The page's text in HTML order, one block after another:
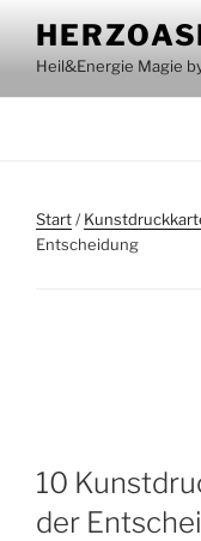
Inhalt
springenHeil&Energie Magie
Start/
Entscheidung
10
der